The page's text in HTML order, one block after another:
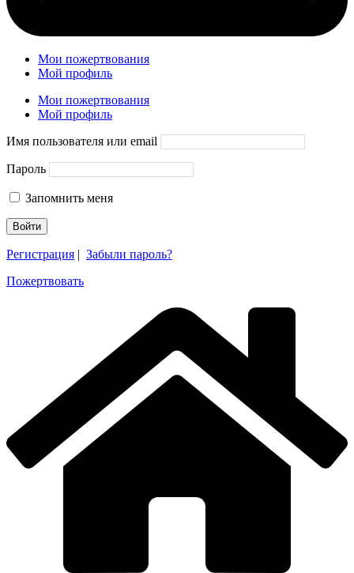
Мои пожертвования
Мой профиль
Мои пожертвования
Мой профиль
Имя пользователя или email
Пароль
Запомнить меня
Регистрация | Забыли пароль?
Пожертвовать